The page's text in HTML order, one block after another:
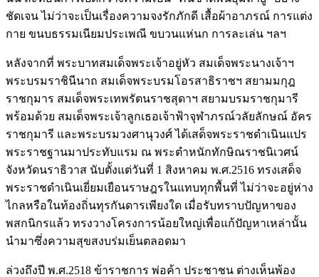
ชัดเจน ไม่ว่าจะเป็นเรื่องความจงรักภักดี เสื้อผ้าอาภรณ์ การแต่ง
กาย ขนบธรรมเนียมประเพณี ขบวนแห่นก การละเล่น ฯลฯ
หลังจากที่ พระบาทสมเด็จพระเจ้าอยู่หัว สมเด็จพระนางเจ้าฯ
พระบรมราชินีนาถ สมเด็จพระบรมโอรสาธิราชฯ สยามมกุฎ
ราชกุมาร สมเด็จพระเทพรัตนราชสุดาฯ สยามบรมราชกุมารี
พร้อมด้วย สมเด็จพระเจ้าลูกเธอเจ้าฟ้าจุฬาภรณ์วลัยลักษณ์ อัคร
ราชกุมารี และพระบรมวงศานุวงศ์ ได้เสด็จพระราชดำเนินแปร
พระราชฐานมาประทับแรม ณ พระตำหนักทักษิณราชนิเวศน์
จังหวัดนราธิวาส นับตั้งแต่วันที่ 1 สิงหาคม พ.ศ.2516 ทรงเสด็จ
พระราชดำเนินเยี่ยมเยือนราษฎรในแทบทุกพื้นที่ ไม่ว่าจะอยู่ห่าง
ไกลหรือในท้องถิ่นทุรกันดารเพียงใด เมื่อรับทราบปัญหาของ
พสกนิกรแล้ว ทรงวางโครงการน้อยใหญ่เพื่อแก้ปัญหาเหล่านั้น
นำมาซึ่งความสุขสงบร่มเย็นตลอดมา
ล่วงถึงปี พ.ศ.2518 ข้าราชการ พ่อค้า ประชาชน ต่างเห็นพ้อง